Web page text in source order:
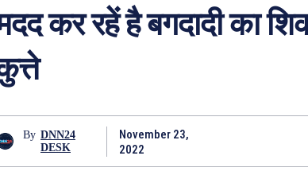
कर रहें है बगदादी का
By DNN24
DESK
November 23,
2022